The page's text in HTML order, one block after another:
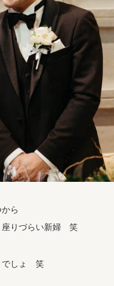
ら
座りづらい新婦 笑
でしょ 笑